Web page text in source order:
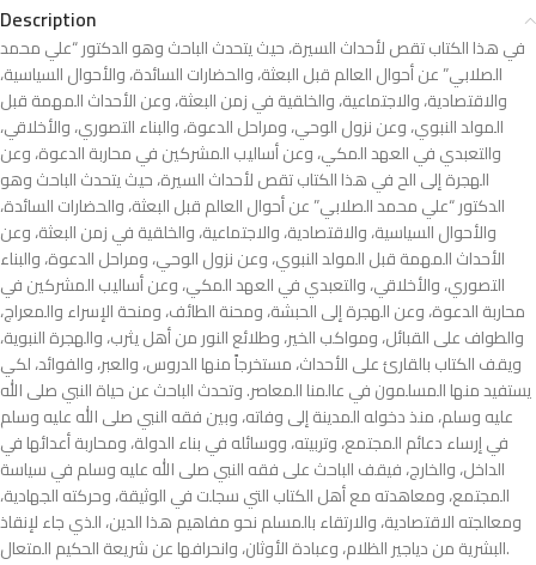
Description
في هذا الكتاب تقص لأحداث السيرة، حيث يتحدث الباحث وهو الدكتور “علي محمد
الصلابي” عن أحوال العالم قبل البعثة، والحضارات السائدة، والأحوال السياسية،
والاقتصادية، والاجتماعية، والخلقية في زمن البعثة، وعن الأحداث المهمة قبل
المولد النبوي، وعن نزول الوحي، ومراحل الدعوة، والبناء التصوري، والأخلاقي،
والتعبدي في العهد المكي، وعن أساليب المشركين في محاربة الدعوة، وعن
الهجرة إلى الح في هذا الكتاب تقص لأحداث السيرة، حيث يتحدث الباحث وهو
الدكتور “علي محمد الصلابي” عن أحوال العالم قبل البعثة، والحضارات السائدة،
والأحوال السياسية، والاقتصادية، والاجتماعية، والخلقية في زمن البعثة، وعن
الأحداث المهمة قبل المولد النبوي، وعن نزول الوحي، ومراحل الدعوة، والبناء
التصوري، والأخلاقي، والتعبدي في العهد المكي، وعن أساليب المشركين في
محاربة الدعوة، وعن الهجرة إلى الحبشة، ومحنة الطائف، ومنحة الإسراء والمعراج،
والطواف على القبائل، ومواكب الخير، وطلائع النور من أهل يثرب، والهجرة النبوية،
ويقف الكتاب بالقارئ على الأحداث، مستخرجاً منها الدروس، والعبر، والفوائد، لكي
يستفيد منها المسلمون في عالمنا المعاصر. وتحدث الباحث عن حياة النبي صلى الله
عليه وسلم، منذ دخوله المدينة إلى وفاته، وبين فقه النبي صلى الله عليه وسلم
في إرساء دعائم المجتمع، وتربيته، ووسائله في بناء الدولة، ومحاربة أعدائها في
الداخل، والخارج، فيقف الباحث على فقه النبي صلى الله عليه وسلم في سياسة
المجتمع، ومعاهدته مع أهل الكتاب التي سجلت في الوثيقة، وحركته الجهادية،
ومعالجته الاقتصادية، والارتقاء بالمسلم نحو مفاهيم هذا الدين، الذي جاء لإنقاذ
البشرية من دياجير الظلام، وعبادة الأوثان، وانحرافها عن شريعة الحكيم المتعال.